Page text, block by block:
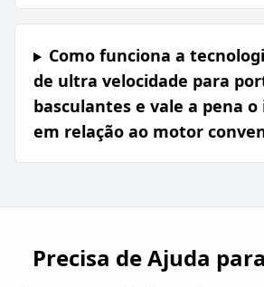
Como funciona a
de ultra velocidade para
basculantes e vale a pena
em relação ao motor
Precisa de Ajuda